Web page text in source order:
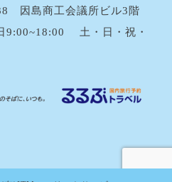
因島商工会議所ビル3階
9:00~18:00 土・日・祝・